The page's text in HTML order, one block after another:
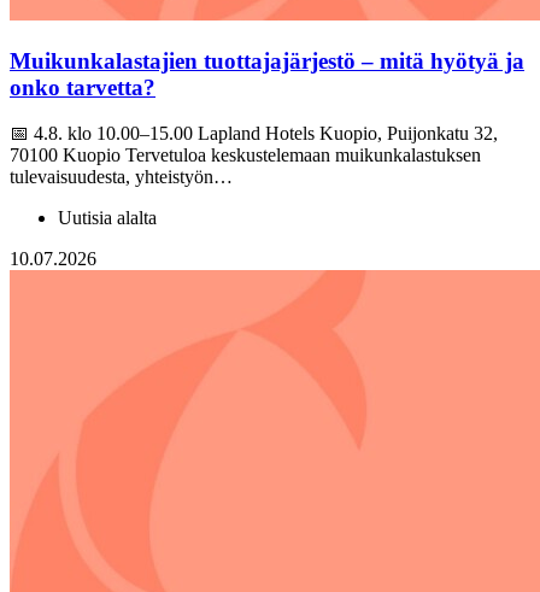
Muikunkalastajien tuottajajärjestö – mitä hyötyä ja
onko tarvetta?
📅 4.8. klo 10.00–15.00 Lapland Hotels Kuopio, Puijonkatu 32,
70100 Kuopio Tervetuloa keskustelemaan muikunkalastuksen
tulevaisuudesta, yhteistyön…
Uutisia alalta
10.07.2026